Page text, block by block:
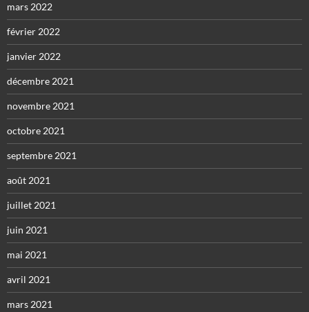
mars 2022
février 2022
janvier 2022
décembre 2021
novembre 2021
octobre 2021
septembre 2021
août 2021
juillet 2021
juin 2021
mai 2021
avril 2021
mars 2021